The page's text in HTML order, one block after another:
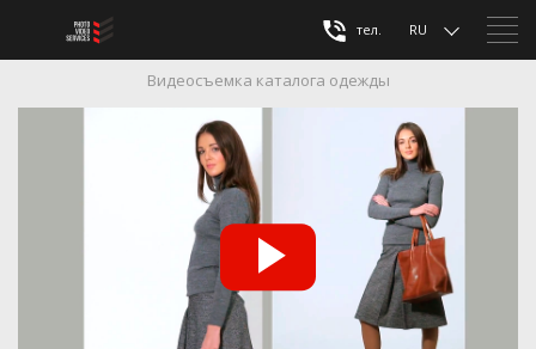
тел. RU
Видеосъемка каталога одежды